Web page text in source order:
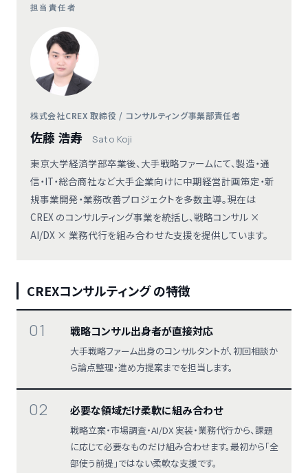
担当責任者
株式会社CREX 取締役 / コンサルティング事業部責任者
佐藤 浩寿 Sato Koji
東京大学経済学部卒業後、大手戦略ファームにて、製造・通
信・IT・総合商社など大手企業向けに中期経営計画策定・新
規事業開発・業務改善プロジェクトを多数主導。現在は
CREX のコンサルティング事業を統括し、戦略コンサル ×
AI/DX × 業務代行を組み合わせた支援を提供しています。
CREXコンサルティング の特徴
01 戦略コンサル出身者が直接対応
大手戦略ファーム出身のコンサルタントが、初回相談か
ら論点整理・進め方提案までを担当します。
02 必要な領域だけ柔軟に組み合わせ
戦略立案・市場調査・AI/DX 実装・業務代行から、課題
に応じて必要なものだけ組み合わせます。最初から「全
部使う前提」ではない柔軟な支援です。